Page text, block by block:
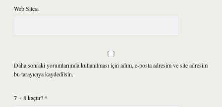
Web Sitesi
Daha sonraki yorumlarımda kullanılması için adım, e-posta adresim ve site adresim
bu tarayıcıya kaydedilsin.
7 + 8 kaçtır? *